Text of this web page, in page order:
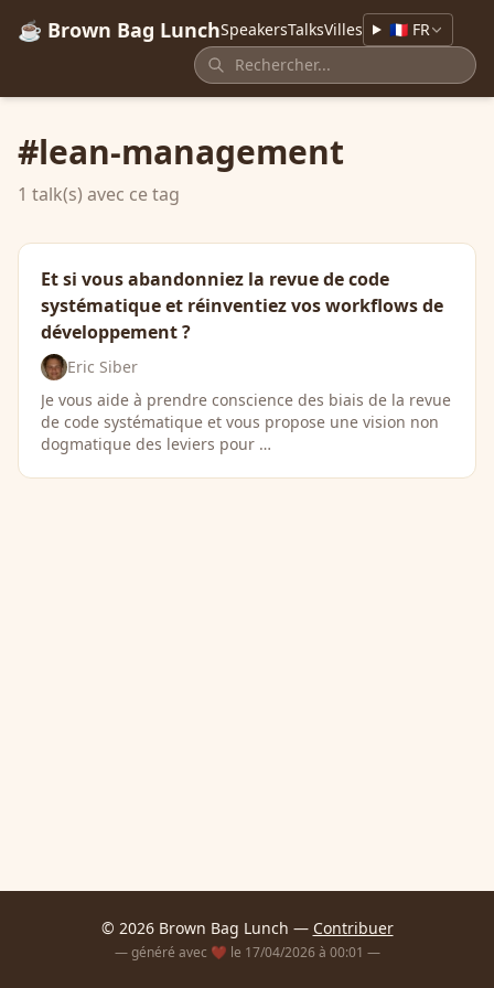
☕ Brown Bag LunchSpeakersTalksVilles 🇫🇷 FR
#lean-management
1 talk(s) avec ce tag
Et si vous abandonniez la revue de code
systématique et réinventiez vos workflows de
développement ?
Eric Siber
Je vous aide à prendre conscience des biais de la revue
de code systématique et vous propose une vision non
dogmatique des leviers pour …
© 2026 Brown Bag Lunch — Contribuer
— généré avec ❤️ le 17/04/2026 à 00:01 —